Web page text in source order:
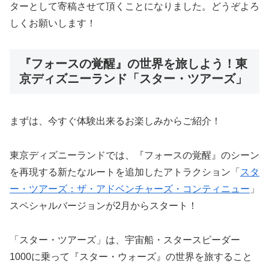
ターとして寄稿させて頂くことになりました。どうぞよろ
しくお願いします！
『フォースの覚醒』の世界を旅しよう！東
京ディズニーランド「スター・ツアーズ」
まずは、今すぐ体験出来るお楽しみからご紹介！
東京ディズニーランドでは、『フォースの覚醒』のシーン
を再現する新たなルートを追加したアトラクション「 スタ
ー・ツアーズ：ザ・アドベンチャーズ・コンティニュー 」
スペシャルバージョンが2月からスタート！
「スター・ツアーズ」は、宇宙船・スタースピーダー
1000に乗って『スター・ウォーズ』の世界を旅すること